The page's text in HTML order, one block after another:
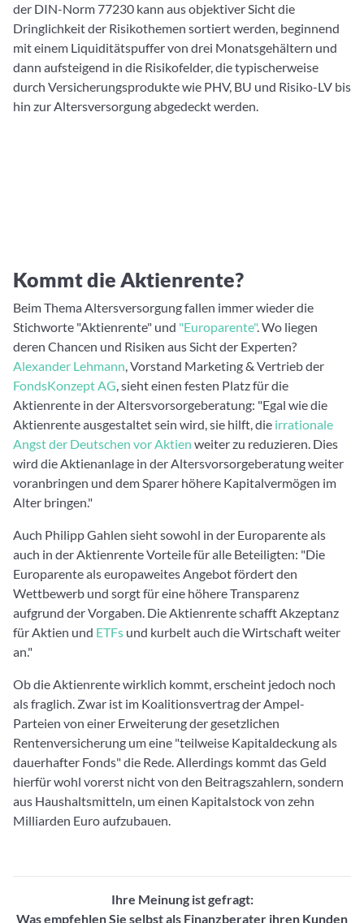
der DIN-Norm 77230 kann aus objektiver Sicht die
Dringlichkeit der Risikothemen sortiert werden, beginnend
mit einem Liquiditätspuffer von drei Monatsgehältern und
dann aufsteigend in die Risikofelder, die typischerweise
durch Versicherungsprodukte wie PHV, BU und Risiko-LV bis
hin zur Altersversorgung abgedeckt werden.
Kommt die Aktienrente?
Beim Thema Altersversorgung fallen immer wieder die
Stichworte "Aktienrente" und "Europarente". Wo liegen
deren Chancen und Risiken aus Sicht der Experten?
Alexander Lehmann, Vorstand Marketing & Vertrieb der
FondsKonzept AG, sieht einen festen Platz für die
Aktienrente in der Altersvorsorgeberatung: "Egal wie die
Aktienrente ausgestaltet sein wird, sie hilft, die irrationale
Angst der Deutschen vor Aktien weiter zu reduzieren. Dies
wird die Aktienanlage in der Altersvorsorgeberatung weiter
voranbringen und dem Sparer höhere Kapitalvermögen im
Alter bringen."
Auch Philipp Gahlen sieht sowohl in der Europarente als
auch in der Aktienrente Vorteile für alle Beteiligten: "Die
Europarente als europaweites Angebot fördert den
Wettbewerb und sorgt für eine höhere Transparenz
aufgrund der Vorgaben. Die Aktienrente schafft Akzeptanz
für Aktien und ETFs und kurbelt auch die Wirtschaft weiter
an."
Ob die Aktienrente wirklich kommt, erscheint jedoch noch
als fraglich. Zwar ist im Koalitionsvertrag der Ampel-
Parteien von einer Erweiterung der gesetzlichen
Rentenversicherung um eine "teilweise Kapitaldeckung als
dauerhafter Fonds" die Rede. Allerdings kommt das Geld
hierfür wohl vorerst nicht von den Beitragszahlern, sondern
aus Haushaltsmitteln, um einen Kapitalstock von zehn
Milliarden Euro aufzubauen.
Ihre Meinung ist gefragt:
Was empfehlen Sie selbst als Finanzberater ihren Kunden